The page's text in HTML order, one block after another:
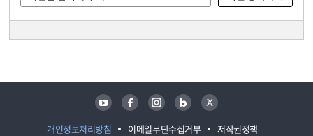
개인정보처리방침 이메일무단수집거부 저작권정책
유튜브 페이스북 인스타그램 블로그 트위터